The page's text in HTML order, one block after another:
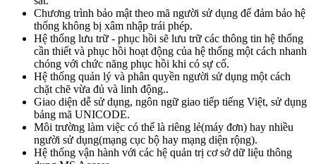
Chương trình bảo mật theo mã người sử dụng để đảm bảo hệ
thống không bị xâm nhập trái phép.
Hệ thống lưu trữ - phục hồi sẽ lưu trữ các thông tin hệ thống
cần thiết và phục hồi hoạt động của hệ thống một cách nhanh
chóng với chức năng phục hồi khi có sự cố.
Hệ thống quản lý và phân quyền người sử dụng một cách
chặt chẽ vừa đủ và linh động..
Giao diện dễ sử dụng, ngôn ngữ giao tiếp tiếng Việt, sử dụng
bảng mã UNICODE.
Môi trường làm việc có thể là riêng lẻ(máy đơn) hay nhiều
người sử dụng(mạng cục bộ hay mạng diện rộng).
Hệ thống vận hành với các hệ quản trị cơ sở dữ liệu thông